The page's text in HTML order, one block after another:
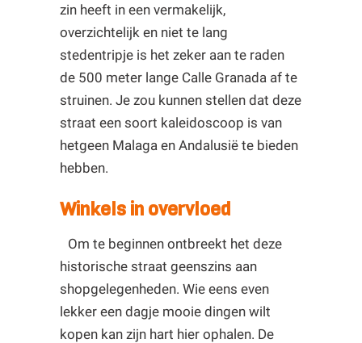
zin heeft in een vermakelijk,
overzichtelijk en niet te lang
stedentripje is het zeker aan te raden
de 500 meter lange Calle Granada af te
struinen. Je zou kunnen stellen dat deze
straat een soort kaleidoscoop is van
hetgeen Malaga en Andalusië te bieden
hebben.
Winkels in overvloed
Om te beginnen ontbreekt het deze
historische straat geenszins aan
shopgelegenheden. Wie eens even
lekker een dagje mooie dingen wilt
kopen kan zijn hart hier ophalen. De